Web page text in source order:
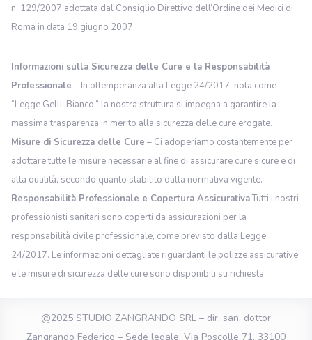
n. 129/2007 adottata dal Consiglio Direttivo dell’Ordine dei Medici di
Roma in data 19 giugno 2007.
Informazioni sulla Sicurezza delle Cure e la Responsabilità
Professionale – In ottemperanza alla Legge 24/2017, nota come
“Legge Gelli-Bianco,” la nostra struttura si impegna a garantire la
massima trasparenza in merito alla sicurezza delle cure erogate.
Misure di Sicurezza delle Cure – Ci adoperiamo costantemente per
adottare tutte le misure necessarie al fine di assicurare cure sicure e di
alta qualità, secondo quanto stabilito dalla normativa vigente.
Responsabilità Professionale e Copertura AssicurativaTutti i nostri
professionisti sanitari sono coperti da assicurazioni per la
responsabilità civile professionale, come previsto dalla Legge
24/2017. Le informazioni dettagliate riguardanti le polizze assicurative
e le misure di sicurezza delle cure sono disponibili su richiesta.
@2025 STUDIO ZANGRANDO SRL – dir. san. dottor
Zangrando Federico – Sede legale: Via Poscolle 71, 33100